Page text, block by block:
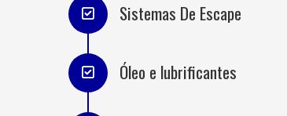
Sistemas De Escape
Óleo e lubrificantes